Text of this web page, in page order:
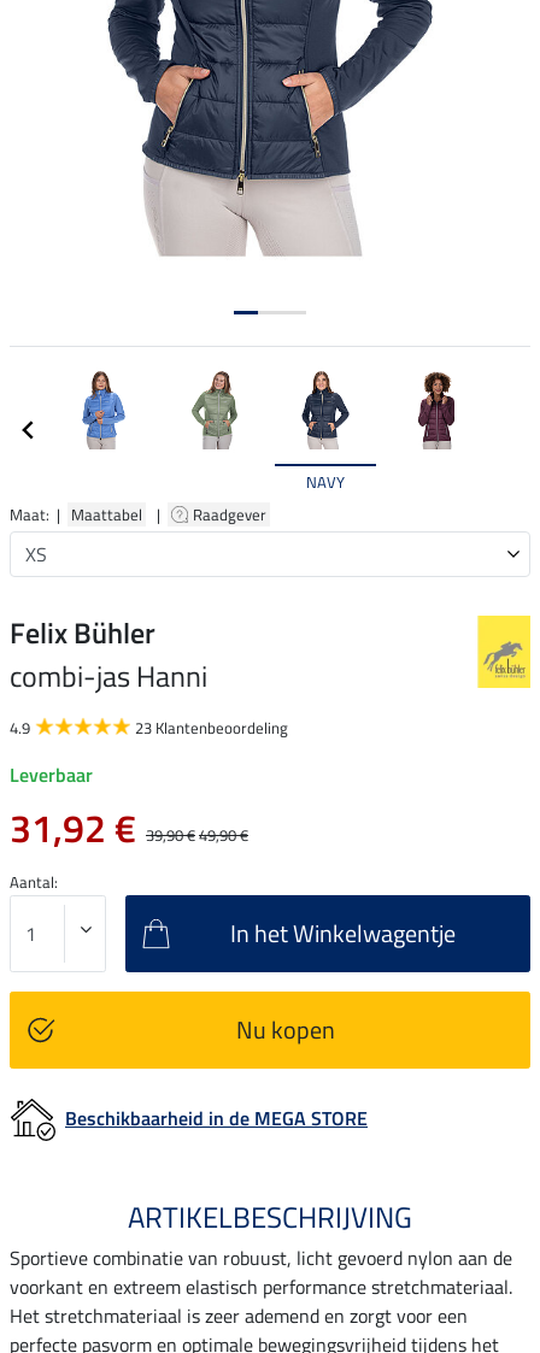
NAVY
Maat: | Maattabel | Raadgever
Felix Bühler
combi-jas Hanni
4.9 23 Klantenbeoordeling
Leverbaar
31,92 € 39,90 €49,90 €
Aantal:
In het Winkelwagentje
Nu kopen
Beschikbaarheid in de MEGA STORE
ARTIKELBESCHRIJVING
Sportieve combinatie van robuust, licht gevoerd nylon aan de
voorkant en extreem elastisch performance stretchmateriaal.
Het stretchmateriaal is zeer ademend en zorgt voor een
perfecte pasvorm en optimale bewegingsvrijheid tijdens het